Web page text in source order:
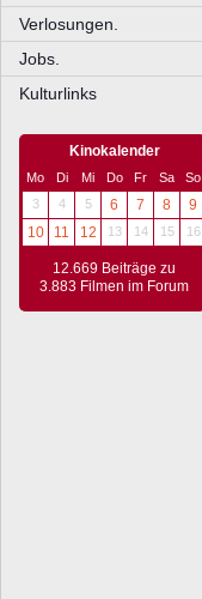
Verlosungen.
Jobs.
Kulturlinks
Kinokalender
Mo Di Mi Do Fr Sa
So
3
4 5 6 7 8
9
10
11 12 13 14 15 16
12.669 Beiträge zu
3.883 Filmen im Forum